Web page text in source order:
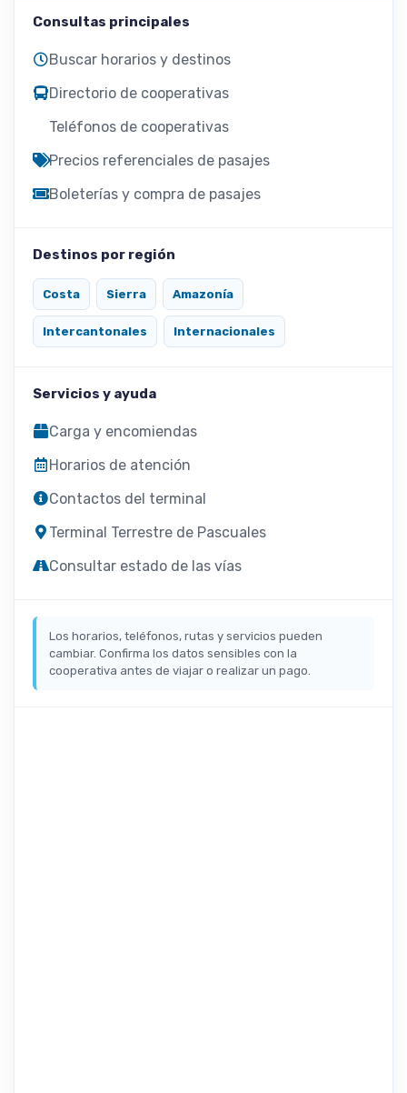
Consultas principales
Buscar horarios y destinos
Directorio de cooperativas
Teléfonos de cooperativas
Precios referenciales de pasajes
Boleterías y compra de pasajes
Destinos por región
Costa Sierra Amazonía
Intercantonales Internacionales
Servicios y ayuda
Carga y encomiendas
Horarios de atención
Contactos del terminal
Terminal Terrestre de Pascuales
Consultar estado de las vías
Los horarios, teléfonos, rutas y servicios pueden
cambiar. Confirma los datos sensibles con la
cooperativa antes de viajar o realizar un pago.